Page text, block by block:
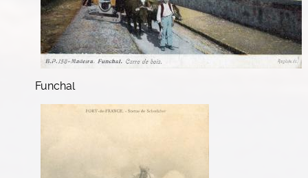
Funchal